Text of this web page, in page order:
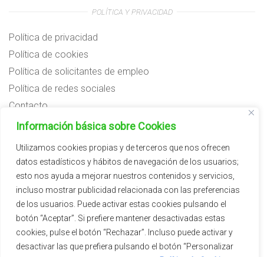
Información básica sobre Cookies
Utilizamos cookies propias y de terceros que nos ofrecen
datos estadísticos y hábitos de navegación de los usuarios;
esto nos ayuda a mejorar nuestros contenidos y servicios,
incluso mostrar publicidad relacionada con las preferencias
de los usuarios. Puede activar estas cookies pulsando el
botón “Aceptar”. Si prefiere mantener desactivadas estas
cookies, pulse el botón “Rechazar”. Incluso puede activar y
desactivar las que prefiera pulsando el botón “Personalizar
POLÍTICA Y PRIVACIDAD
Política de privacidad
Política de cookies
Política de solicitantes de empleo
Política de redes sociales
Contacto
Preguntas frecuentes
Subvenciones